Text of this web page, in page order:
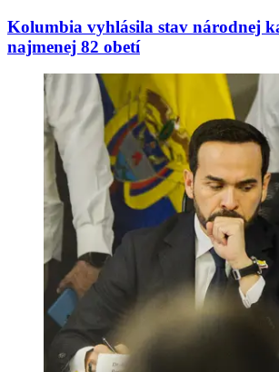
Kolumbia vyhlásila stav národnej
najmenej 82 obetí